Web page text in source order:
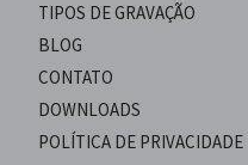
TIPOS DE GRAVAÇÃO
BLOG
CONTATO
DOWNLOADS
POLÍTICA DE PRIVACIDADE